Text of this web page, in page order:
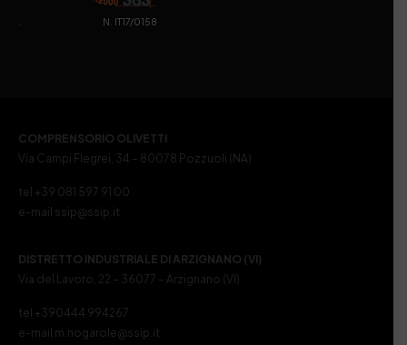
. N. IT17/0158
COMPRENSORIO OLIVETTI
Via Campi Flegrei, 34 – 80078 Pozzuoli (NA)
tel +39 081 597 91 00
e-mail ssip@ssip.it
DISTRETTO INDUSTRIALE DI ARZIGNANO (VI)
Via del Lavoro, 22 – 36077 – Arzignano (VI)
tel +390444 994267
e-mail m.nogarole@ssip.it